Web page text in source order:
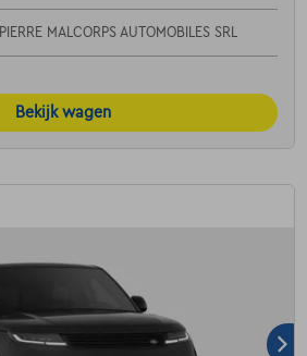
PIERRE MALCORPS AUTOMOBILES SRL
Bekijk wagen